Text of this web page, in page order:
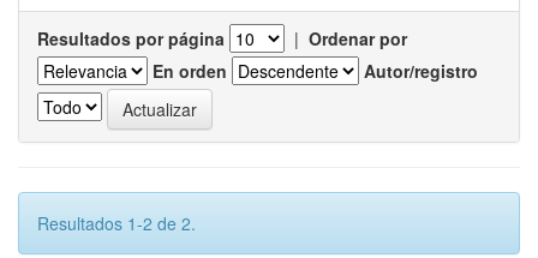
Resultados por página | Ordenar por
En orden
Autor/registro
Resultados 1-2 de 2.